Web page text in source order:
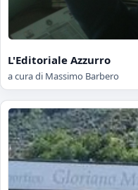
L'Editoriale Azzurro
a cura di Massimo Barbero